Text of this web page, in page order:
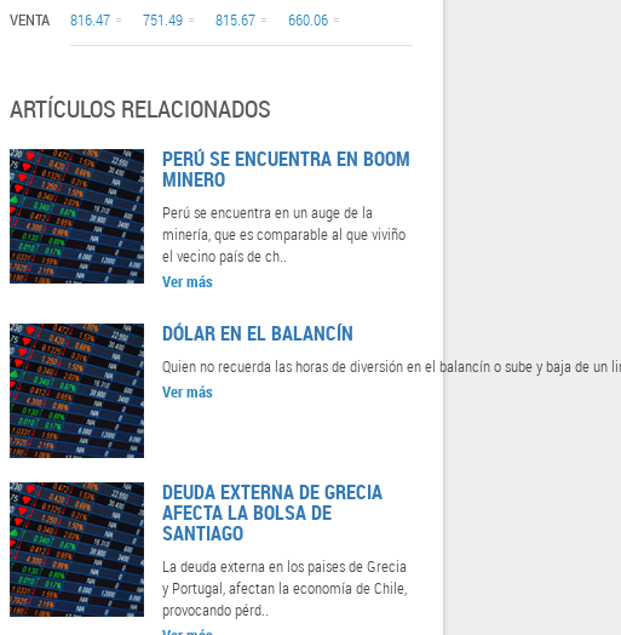
VENTA 816.47 751.49 815.67 660.06
ARTÍCULOS RELACIONADOS
PERÚ SE ENCUENTRA EN BOOM
MINERO
Perú se encuentra en un auge de la
minería, que es comparable al que viviño
el vecino país de ch..
Ver más
DÓLAR EN EL BALANCÍN
Quien no recuerda las horas de diversión en el balancín o sube y baja de un
Ver más
DEUDA EXTERNA DE GRECIA
AFECTA LA BOLSA DE
SANTIAGO
La deuda externa en los paises de Grecia
y Portugal, afectan la economía de Chile,
provocando pérd..